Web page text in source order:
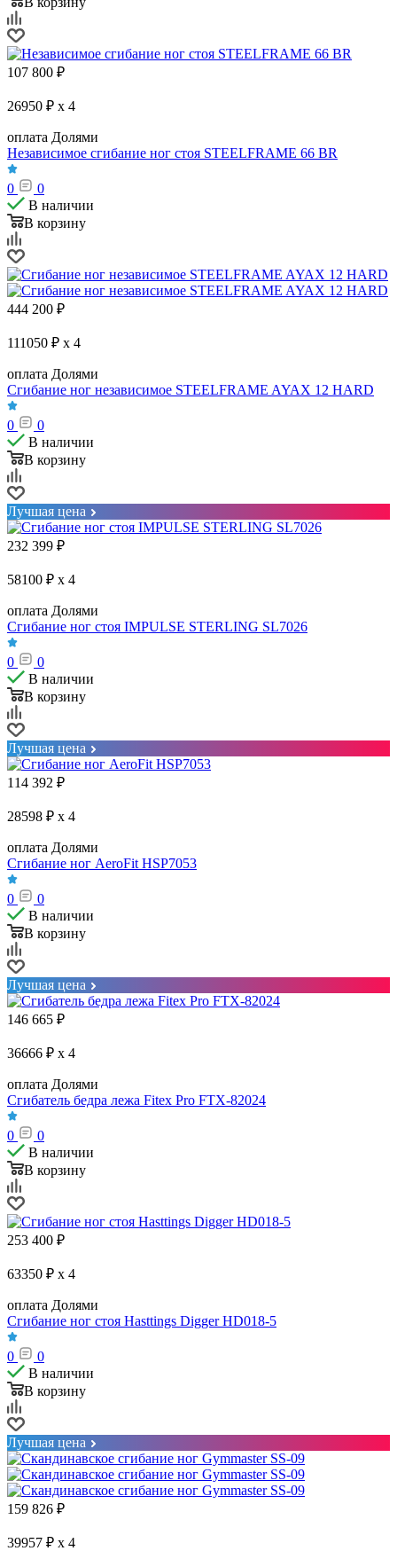
107 800 ₽
26950 ₽ x 4
оплата Долями
Независимое сгибание ног стоя STEELFRAME 66 BR
0
0
В наличии
В корзину
444 200 ₽
111050 ₽ x 4
оплата Долями
Сгибание ног независимое STEELFRAME AYAX 12 HARD
0
0
В наличии
В корзину
Лучшая цена
232 399 ₽
58100 ₽ x 4
оплата Долями
Сгибание ног стоя IMPULSE STERLING SL7026
0
0
В наличии
В корзину
Лучшая цена
114 392 ₽
28598 ₽ x 4
оплата Долями
Сгибание ног AeroFit HSP7053
0
0
В наличии
В корзину
Лучшая цена
146 665 ₽
36666 ₽ x 4
оплата Долями
Сгибатель бедра лежа Fitex Pro FTX-82024
0
0
В наличии
В корзину
253 400 ₽
63350 ₽ x 4
оплата Долями
Сгибание ног стоя Hasttings Digger HD018-5
0
0
В наличии
В корзину
Лучшая цена
159 826 ₽
39957 ₽ x 4